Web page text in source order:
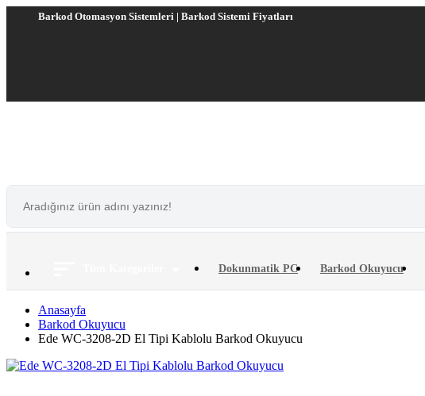
Barkod Otomasyon Sistemleri | Barkod Sistemi Fiyatları
Dokunmatik PC Barkod Okuyucu
Anasayfa
Barkod Okuyucu
Ede WC-3208-2D El Tipi Kablolu Barkod Okuyucu